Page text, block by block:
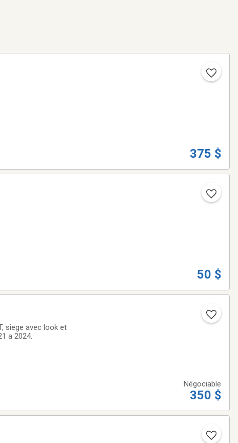
375 $
50 $
siege avec look et
a 2024.
Négociable
350 $